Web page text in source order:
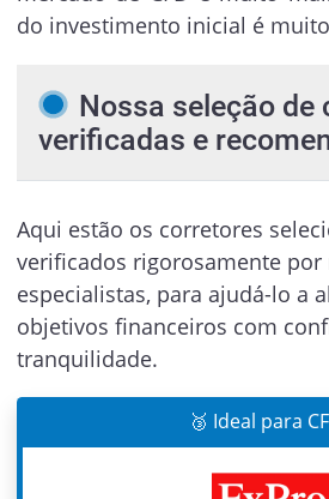
do investimento inicial é
Nossa seleção de
verificadas e
Aqui estão os corretores
verificados rigorosamente por
especialistas, para ajudá-lo a
objetivos financeiros com
tranquilidade.
🥉 Ideal para